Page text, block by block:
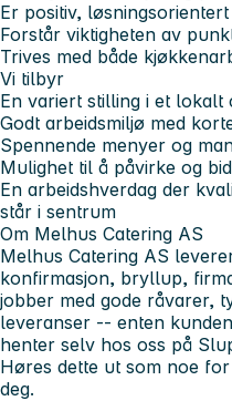
Er positiv,
Forstår viktigheten av
Trives med både
Vi tilbyr
En variert stilling i et lokalt
Godt arbeidsmiljø med
Spennende menyer og
Mulighet til å påvirke og
En arbeidshverdag der
står i sentrum
Om Melhus Catering AS
Melhus Catering AS
konfirmasjon, bryllup,
jobber med gode råvarer,
leveranser -- enten
henter selv hos oss på
Høres dette ut som noe
deg.